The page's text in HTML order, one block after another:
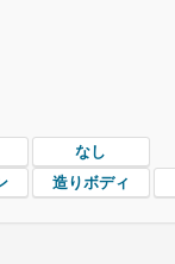
なし
造りボディ